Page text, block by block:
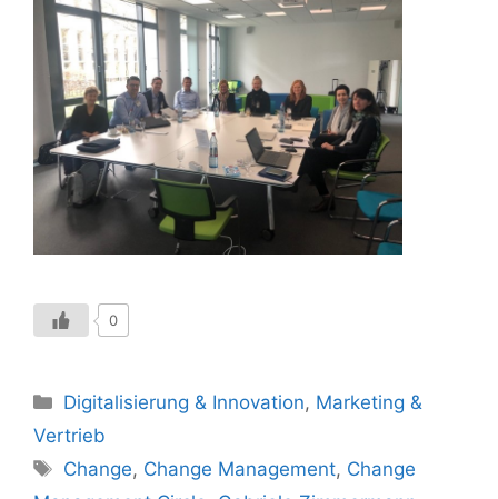
0
Kategorien
Digitalisierung & Innovation, Marketing &
Vertrieb
Schlagwörter
Change, Change Management, Change